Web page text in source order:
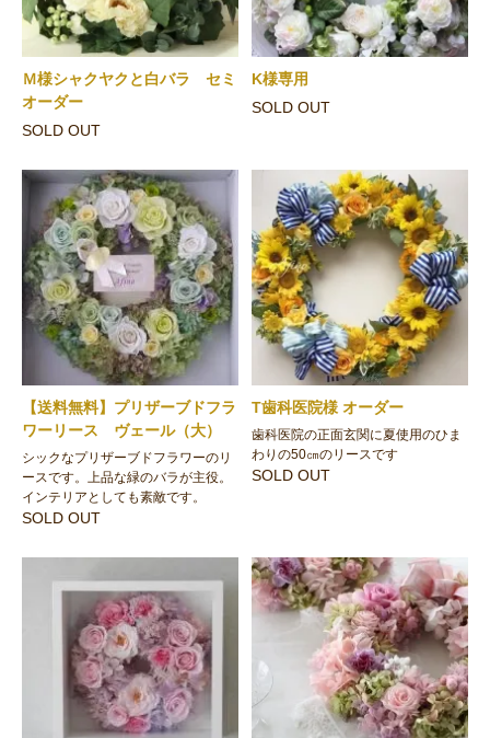
Ｍ様シャクヤクと白バラ セミ
オーダー
SOLD OUT
K様専用
SOLD OUT
【送料無料】プリザーブドフラ
ワーリース ヴェール（大）
シックなプリザーブドフラワーのリ
ースです。上品な緑のバラが主役。
インテリアとしても素敵です。
SOLD OUT
T歯科医院様 オーダー
歯科医院の正面玄関に夏使用のひま
わりの50㎝のリースです
SOLD OUT